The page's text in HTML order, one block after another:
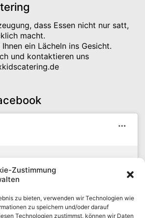
Zustimmung
zu bieten, verwenden wir Technologien wie
zu speichern und/oder darauf
Technologien zustimmst, können wir Daten
dass Essen nicht nur satt,
macht.
ein Lächeln ins Gesicht.
und kontaktieren uns
um Marketing-Cookies zu
aktivieren